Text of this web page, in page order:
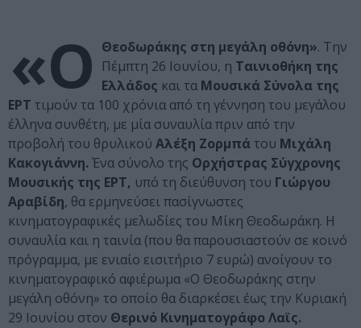
«Ο Θεοδωράκης στη μεγάλη οθόνη». Την
Πέμπτη 26 Ιουνίου, η Ταινιοθήκη της
Ελλάδος και τα Μουσικά Σύνολα της
ΕΡΤ τιμούν τα 100 χρόνια από τη γέννηση του μεγάλου
έλληνα συνθέτη, με μία συναυλία πριν από την
προβολή του θρυλικού Αλέξη Ζορμπά του Μιχάλη
Κακογιάννη. Ένα σύνολο της Ορχήστρας Σύγχρονης
Μουσικής της ΕΡΤ, υπό τη διεύθυνση του Γιώργου
Αραβίδη, θα ερμηνεύσει πασίγνωστες
κινηματογραφικές μελωδίες του Μίκη Θεοδωράκη. Η
συναυλία και η ταινία (που θα παρουσιαστούν σε κοινό
πρόγραμμα, με ενιαίο εισιτήριο 7 ευρώ) ανοίγουν το
κινηματογραφικό αφιέρωμα «Ο Θεοδωράκης στην
μεγάλη οθόνη» το οποίο θα διαρκέσει έως την Κυριακή
29 Ιουνίου στον Θερινό Κινηματογράφο Λαϊς.